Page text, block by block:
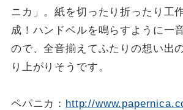
ニカ」。紙を切ったり折ったり工
成！ハンドベルを鳴らすように一
ので、全音揃えてふたりの想い出
り上がりそうです。
ペパニカ： http://